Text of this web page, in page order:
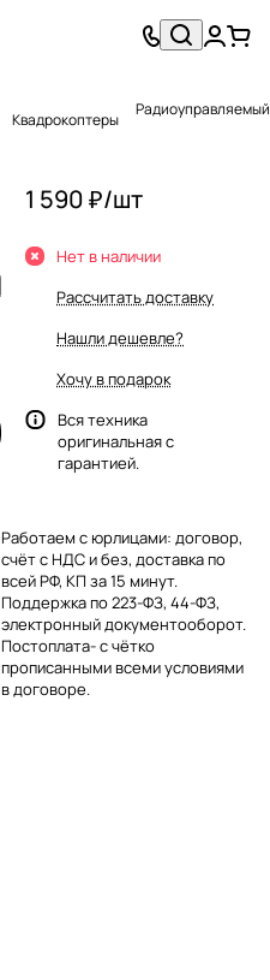
Квадрокоптеры Радиоуправляемый
1 590 ₽/шт
Нет в наличии
Рассчитать доставку
Нашли дешевле?
Хочу в подарок
Вся техника
оригинальная с
гарантией.
Работаем с юрлицами: договор,
счёт с НДС и без, доставка по
всей РФ, КП за 15 минут.
Поддержка по 223-ФЗ, 44-ФЗ,
электронный документооборот.
Постоплата- с чётко
прописанными всеми условиями
в договоре.